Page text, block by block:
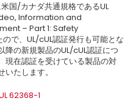
国/カナダ共通規格であるUL
Information and
– Part 1: Safety
で、UL/cUL認証発行も可能とな
降の新規製品のUL/cUL認証につ
現在認証を受けている製品の対
たします。
62368-1